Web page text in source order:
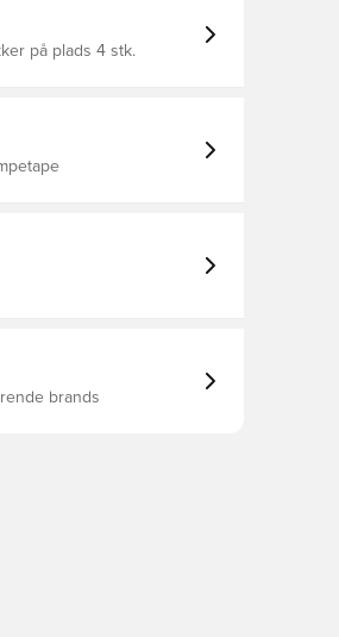
på plads 4 stk.
brands